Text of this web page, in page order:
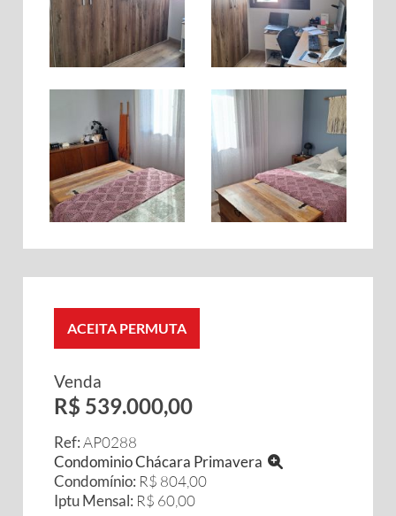
ACEITA PERMUTA
Venda
R$ 539.000,00
Ref:AP0288
Condominio Chácara Primavera
Condomínio: R$ 804,00
Iptu Mensal: R$ 60,00